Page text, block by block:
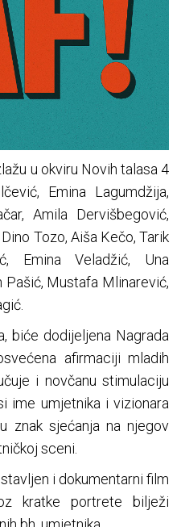
u okviru Novih talasa 4
Emina Lagumdžija,
Amila Dervišbegović,
Tozo, Aiša Kečo, Tarik
Emina Veladžić, Una
Pašić, Mustafa Mlinarević,
biće dodijeljena Nagrada
afirmaciji mladih
i novčanu stimulaciju
ime umjetnika i vizionara
znak sjećanja na njegov
sceni.
i dokumentarni film
kratke portrete bilježi